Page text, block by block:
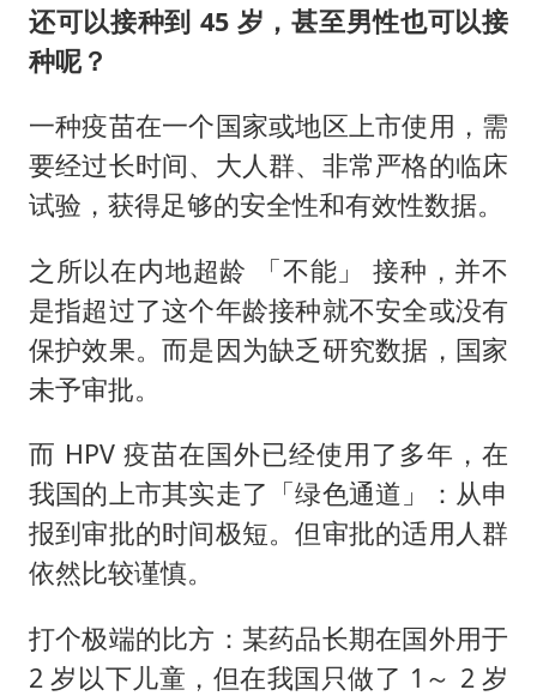
还可以接种到 45 岁，甚至男性也可以接
种呢？
一种疫苗在一个国家或地区上市使用，需
要经过长时间、大人群、非常严格的临床
试验，获得足够的安全性和有效性数据。
之所以在内地超龄 「不能」 接种，并不
是指超过了这个年龄接种就不安全或没有
保护效果。而是因为缺乏研究数据，国家
未予审批。
而 HPV 疫苗在国外已经使用了多年，在
我国的上市其实走了「绿色通道」：从申
报到审批的时间极短。但审批的适用人群
依然比较谨慎。
打个极端的比方：某药品长期在国外用于
2 岁以下儿童，但在我国只做了 1～ 2 岁